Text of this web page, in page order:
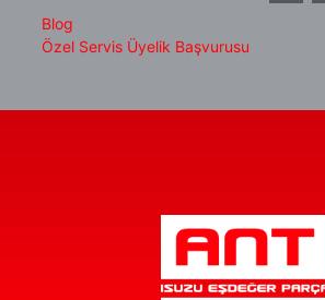
Blog
Özel Servis Üyelik Başvurusu